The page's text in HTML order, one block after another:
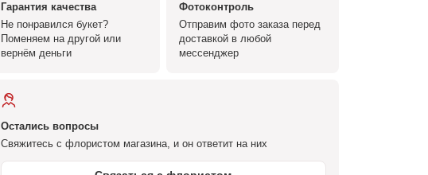
Гарантия качества
Не понравился букет?
Поменяем на другой или
вернём деньги
Фотоконтроль
Отправим фото заказа перед
доставкой в любой
мессенджер
Остались вопросы
Свяжитесь с флористом магазина, и он ответит на них